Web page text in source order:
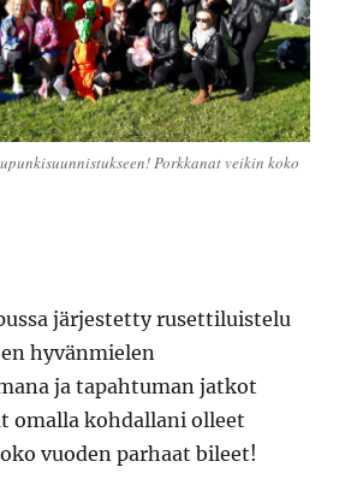
Porkkanat veikin koko
järjestetty rusettiluistelu
hyvänmielen
ja tapahtuman jatkot
omalla kohdallani olleet
vuoden parhaat bileet!